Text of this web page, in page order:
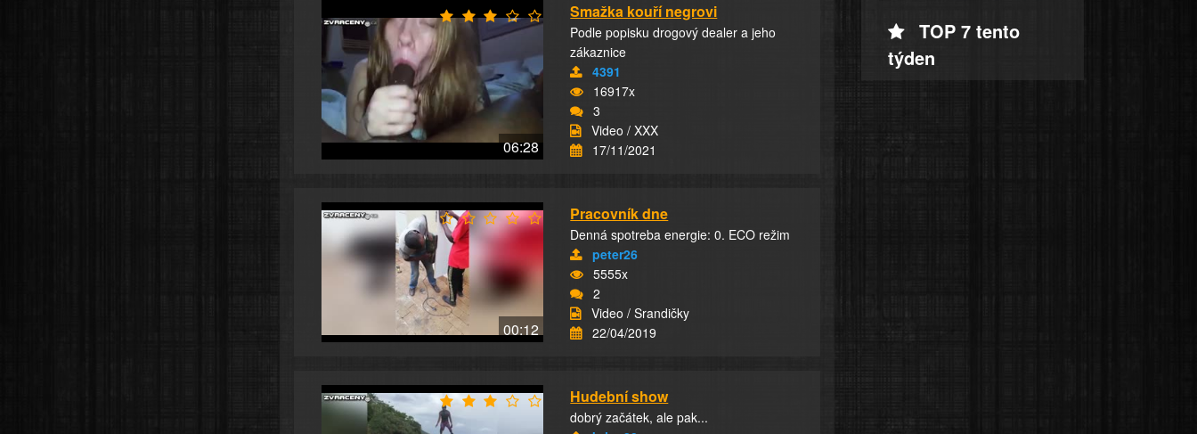
06:28
Smažka kouří negrovi
Podle popisku drogový dealer a jeho
zákaznice
4391
16917x
3
Video / XXX
17/11/2021
00:12
Pracovník dne
Denná spotreba energie: 0. ECO režim
peter26
5555x
2
Video / Srandičky
22/04/2019
Hudební show
dobrý začátek, ale pak...
TOP 7 tento
týden